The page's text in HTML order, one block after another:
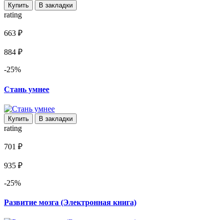
Купить В закладки
rating
663 ₽
884 ₽
-25%
Стань умнее
Купить В закладки
rating
701 ₽
935 ₽
-25%
Развитие мозга (Электронная книга)